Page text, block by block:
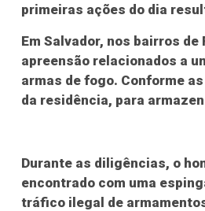
primeiras ações do dia
Em Salvador, nos bairros
apreensão relacionados a
armas de fogo. Conforme
da residência, para
Durante as diligências, o
encontrado com uma
tráfico ilegal de